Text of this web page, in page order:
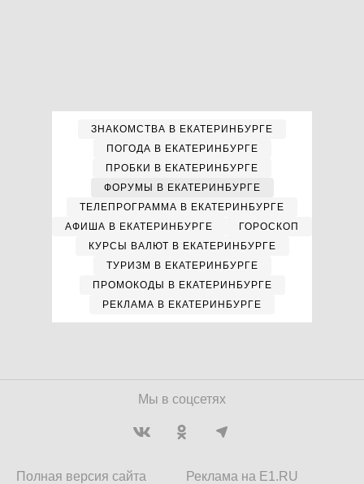
ЗНАКОМСТВА В ЕКАТЕРИНБУРГЕ
ПОГОДА В ЕКАТЕРИНБУРГЕ
ПРОБКИ В ЕКАТЕРИНБУРГЕ
ФОРУМЫ В ЕКАТЕРИНБУРГЕ
ТЕЛЕПРОГРАММА В ЕКАТЕРИНБУРГЕ
АФИША В ЕКАТЕРИНБУРГЕ
ГОРОСКОП
КУРСЫ ВАЛЮТ В ЕКАТЕРИНБУРГЕ
ТУРИЗМ В ЕКАТЕРИНБУРГЕ
ПРОМОКОДЫ В ЕКАТЕРИНБУРГЕ
РЕКЛАМА В ЕКАТЕРИНБУРГЕ
Мы в соцсетях
Полная версия сайта
Реклама на E1.RU